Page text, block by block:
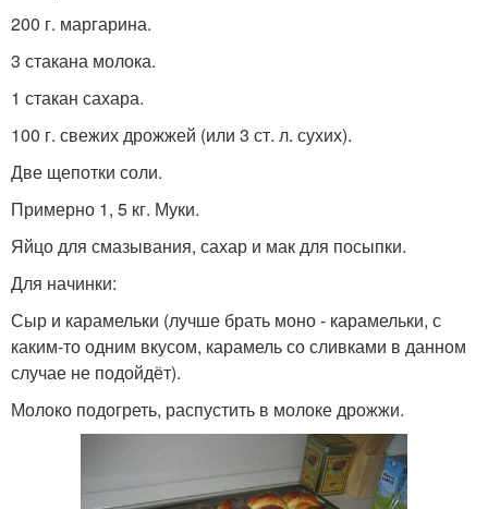
200 г. маргарина.
3 стакана молока.
1 стакан сахара.
100 г. свежих дрожжей (или 3 ст. л. сухих).
Две щепотки соли.
Примерно 1, 5 кг. Муки.
Яйцо для смазывания, сахар и мак для посыпки.
Для начинки:
Сыр и карамельки (лучше брать моно - карамельки, с
каким-то одним вкусом, карамель со сливками в данном
случае не подойдёт).
Молоко подогреть, распустить в молоке дрожжи.